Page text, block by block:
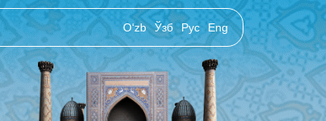
O‘zb Ўзб Рус Eng